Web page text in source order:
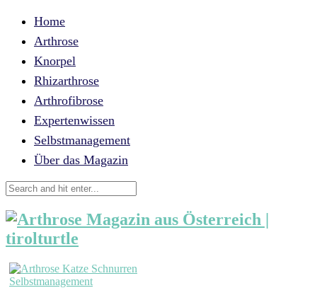
Home
Arthrose
Knorpel
Rhizarthrose
Arthrofibrose
Expertenwissen
Selbstmanagement
Über das Magazin
Selbstmanagement